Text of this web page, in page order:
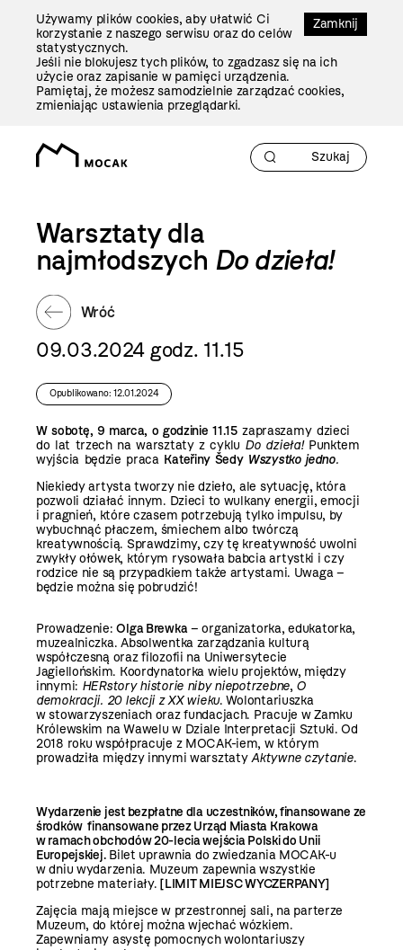
Zamknij
Używamy plików cookies, aby ułatwić Ci
korzystanie z naszego serwisu oraz do celów
statystycznych.
Jeśli nie blokujesz tych plików, to zgadzasz się na ich
użycie oraz zapisanie w pamięci urządzenia.
Pamiętaj, że możesz samodzielnie zarządzać cookies,
zmieniając ustawienia przeglądarki.
Warsztaty dla
najmłodszych Do dzieła!
Wróć
09.03.2024 godz. 11.15
Opublikowano: 12.01.2024
W sobotę, 9 marca, o godzinie 11.15zapraszamy dzieci
do lat trzech na warsztaty z cyklu Do dzieła!Punktem
wyjścia będzie praca Kateřiny Šedy Wszystko jedno.
Niekiedy artysta tworzy nie dzieło, ale sytuację, która
pozwoli działać innym. Dzieci to wulkany energii, emocji
i pragnień, które czasem potrzebują tylko impulsu, by
wybuchnąć płaczem, śmiechem albo twórczą
kreatywnością. Sprawdzimy, czy tę kreatywność uwolni
zwykły ołówek, którym rysowała babcia artystki i czy
rodzice nie są przypadkiem także artystami. Uwaga –
będzie można się pobrudzić!
Prowadzenie:Olga Brewka– organizatorka, edukatorka,
muzealniczka. Absolwentka zarządzania kulturą
współczesną oraz filozofii na Uniwersytecie
Jagiellońskim. Koordynatorka wielu projektów, między
innymi: HERstory historie niby niepotrzebne, O
demokracji. 20 lekcji z XX wieku. Wolontariuszka
w stowarzyszeniach oraz fundacjach. Pracuje w Zamku
Królewskim na Wawelu w Dziale Interpretacji Sztuki. Od
2018 roku współpracuje z MOCAK-iem, w którym
prowadziła między innymi warsztatyAktywne czytanie.
Wydarzenie jest bezpłatne dla uczestników, finansowane ze
środków finansowane przez Urząd Miasta Krakowa
w ramach obchodów 20-lecia wejścia Polski do Unii
Europejskiej.Bilet uprawnia do zwiedzania MOCAK-u
w dniu wydarzenia. Muzeum zapewnia wszystkie
potrzebne materiały.[LIMIT MIEJSC WYCZERPANY]
Zajęcia mają miejsce w przestronnej sali, na parterze
Muzeum, do której można wjechać wózkiem.
Zapewniamy asystę pomocnych wolontariuszy